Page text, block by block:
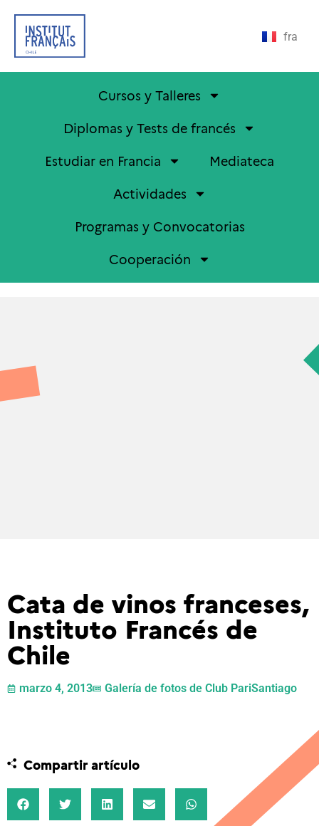
fra
Cursos y Talleres
Diplomas y Tests de francés
Estudiar en Francia
Mediateca
Actividades
Programas y Convocatorias
Cooperación
Cata de vinos franceses,
Instituto Francés de
Chile
marzo 4, 2013 Galería de fotos de Club PariSantiago
Compartir artículo